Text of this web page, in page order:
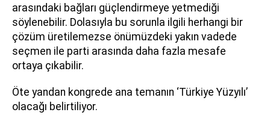
arasındaki bağları güçlendirmeye yetmediği
söylenebilir. Dolasıyla bu sorunla ilgili herhangi bir
çözüm üretilemezse önümüzdeki yakın vadede
seçmen ile parti arasında daha fazla mesafe
ortaya çıkabilir.
Öte yandan kongrede ana temanın ‘Türkiye Yüzyılı’
olacağı belirtiliyor.